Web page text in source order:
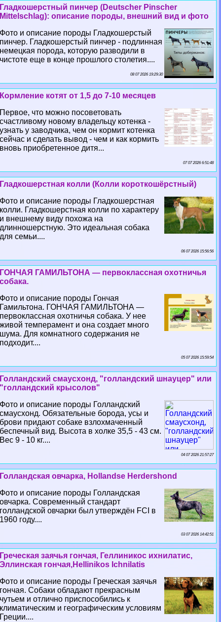
Гладкошерстный пинчер (Deutscher Pinscher
Mittelschlag): описание породы, внешний вид и фото
Фото и описание породы Гладкошерстый
пинчер. Гладкошерстый пинчер - подлинная
немецкая порода, которую разводили в
чистоте еще в конце прошлого столетия....
08 07 2026 19:29:30
Кормление котят от 1,5 до 7-10 месяцев
Первое, что можно посоветовать
счастливому новому владельцу котенка -
узнать у заводчика, чем он кормит котенка
сейчас и сделать вывод - чем и как кормить
вновь приобретенное дитя...
07 07 2026 6:51:48
Гладкошерстная колли (Колли короткошёрстный)
Фото и описание породы Гладкошерстная
колли. Гладкошерстная колли по хаpaктеру
и внешнему виду похожа на
длинношерстную. Это идеальная собака
для семьи....
06 07 2026 15:56:56
ГОНЧАЯ ГАМИЛЬТОНА — первоклассная охотничья
собака.
Фото и описание породы Гончая
Гамильтона. ГОНЧАЯ ГАМИЛЬТОНА —
первоклассная охотничья собака. У нее
живой темперамент и она создает много
шума. Для комнатного содержания не
подходит....
05 07 2026 15:59:54
Голландский смаусхонд, "голландский шнауцер" или
"голландский крысолов"
Фото и описание породы Голландский
смаусхонд. Обязательные борода, усы и
брови придают собаке взлохмаченный
беспечный вид. Высота в холке 35,5 - 43 см.
Вес 9 - 10 кг....
04 07 2026 21:57:27
Голландская овчарка, Hollandse Herdershond
Фото и описание породы Голландская
овчарка. Современный стандарт
голландской овчарки был утверждён FCI в
1960 году....
03 07 2026 14:42:51
Греческая заячья гончая, Геллиникос ихнилатис,
Эллинская гончая,Hellinikos Ichnilatis
Фото и описание породы Греческая заячья
гончая. Собаки обладают прекрасным
чутьем и отлично приспособились к
климатическим и географическим условиям
Греции....